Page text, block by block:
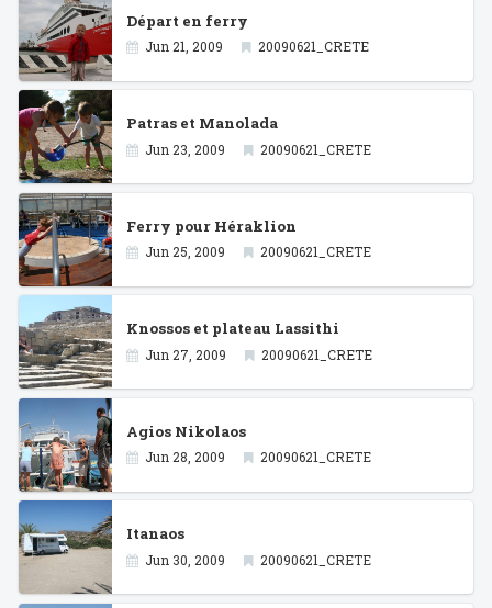
Départ en ferry
Jun 21, 2009 20090621_CRETE
Patras et Manolada
Jun 23, 2009 20090621_CRETE
Ferry pour Héraklion
Jun 25, 2009 20090621_CRETE
Knossos et plateau Lassithi
Jun 27, 2009 20090621_CRETE
Agios Nikolaos
Jun 28, 2009 20090621_CRETE
Itanaos
Jun 30, 2009 20090621_CRETE